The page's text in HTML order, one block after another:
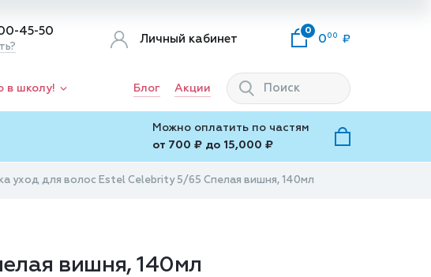
45-50
Личный кабинет
0
0 00
в школу! Блог Акции
Можно оплатить по частям
от 700 ₽ до 15,000 ₽
уход для волос Estel Celebrity 5/65 Спелая вишня, 140мл
вишня, 140мл